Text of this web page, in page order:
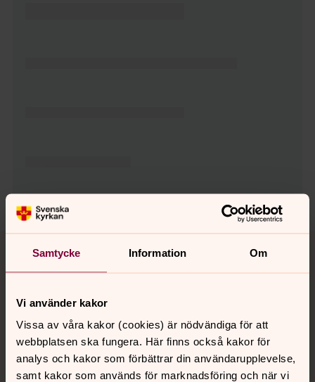
Samtycke Information Om
Vi använder kakor
Vissa av våra kakor (cookies) är nödvändiga för att
webbplatsen ska fungera. Här finns också kakor för
analys och kakor som förbättrar din användarupplevelse,
samt kakor som används för marknadsföring och när vi
Tillbaka till toppen
Tillbaka till innehållet
Kontakt
Kalender